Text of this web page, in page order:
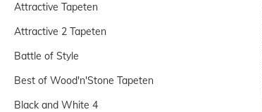
Best of Wood'n'Stone Tapeten
Black and White 4
Attractive Tapeten
Battle of Style
Attractive 2 Tapeten